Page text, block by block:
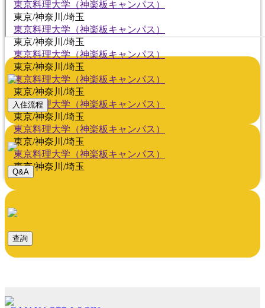
東京料理大学（神楽板キャンパス）
東京/神奈川/埼玉
東京料理大学（神楽板キャンパス）
東京/神奈川/埼玉
東京料理大学（神楽板キャンパス）
東京/神奈川/埼玉
東京料理大学（神楽板キャンパス）
東京/神奈川/埼玉
東京料理大学（神楽板キャンパス）
東京/神奈川/埼玉
東京料理大学（神楽板キャンパス）
東京/神奈川/埼玉
東京料理大学（神楽板キャンパス）
東京/神奈川/埼玉
入住流程
Q&A
查詢